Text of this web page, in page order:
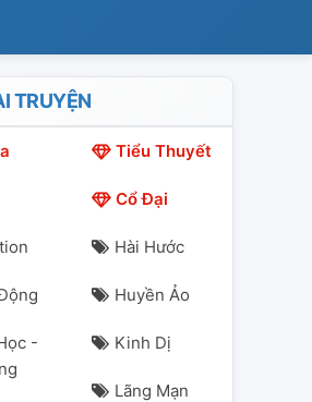
TRUYỆN
Tiểu Thuyết
Cổ Đại
Hài Hước
Huyền Ảo
-
Kinh Dị
Lãng Mạn